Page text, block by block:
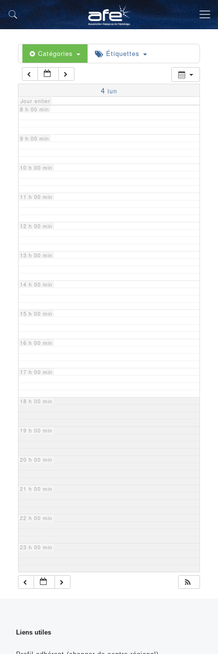
Catégories Étiquettes
4 lun
Jour entier
5 h 00 min
6 h 00 min
7 h 00 min
8 h 00 min
9 h 00 min
10 h 00 min
11 h 00 min
12 h 00 min
13 h 00 min
14 h 00 min
15 h 00 min
16 h 00 min
17 h 00 min
18 h 00 min
19 h 00 min
20 h 00 min
21 h 00 min
22 h 00 min
23 h 00 min
Liens utiles